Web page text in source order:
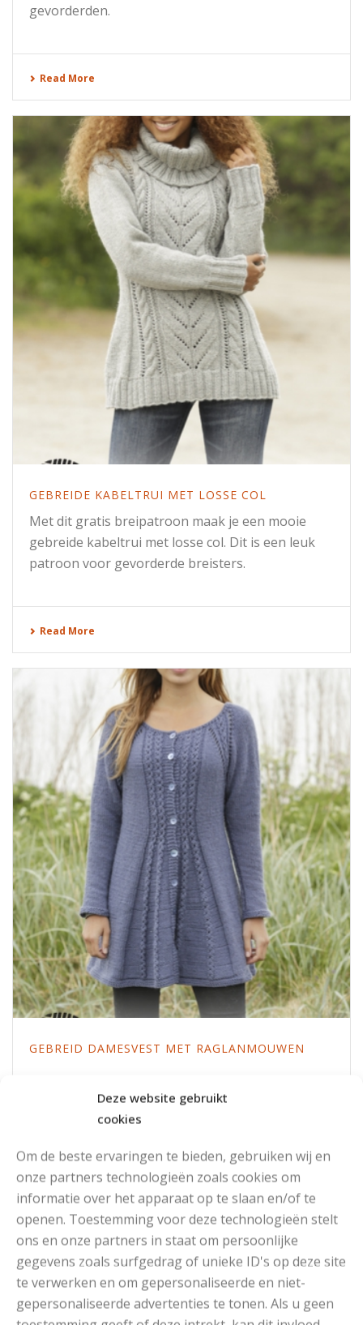
Deze website gebruikt
cookies
Om de beste ervaringen te bieden, gebruiken wij en
onze partners technologieën zoals cookies om
informatie over het apparaat op te slaan en/of te
openen. Toestemming voor deze technologieën stelt
ons en onze partners in staat om persoonlijke
gegevens zoals surfgedrag of unieke ID's op deze site
te verwerken en om gepersonaliseerde en niet-
gepersonaliseerde advertenties te tonen. Als u geen
gevorderden.
Read More
GEBREIDE KABELTRUI MET LOSSE COL
Met dit gratis breipatroon maak je een mooie
gebreide kabeltrui met losse col. Dit is een leuk
patroon voor gevorderde breisters.
Read More
GEBREID DAMESVEST MET RAGLANMOUWEN